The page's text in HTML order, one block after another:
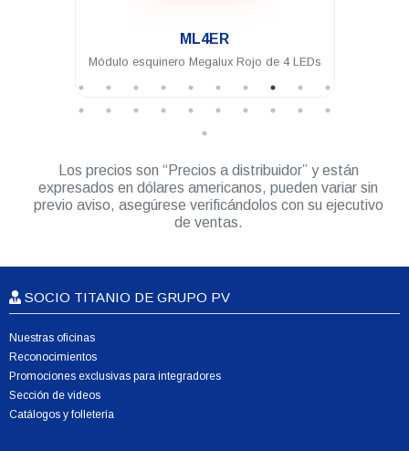
Módulo esquinero Megalux Rojo de 4 LEDs
Los precios son “Precios a distribuidor” y están
expresados en dólares americanos, pueden variar sin
previo aviso, asegúrese verificándolos con su ejecutivo
de ventas.
SOCIO TITANIO DE GRUPO PV
Nuestras oficinas
Reconocimientos
Promociones exclusivas para integradores
Sección de videos
Catálogos y folletería